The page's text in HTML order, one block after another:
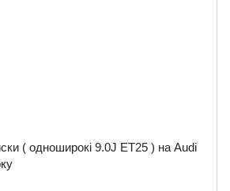
( одноширокі 9.0J ET25 ) на Audi